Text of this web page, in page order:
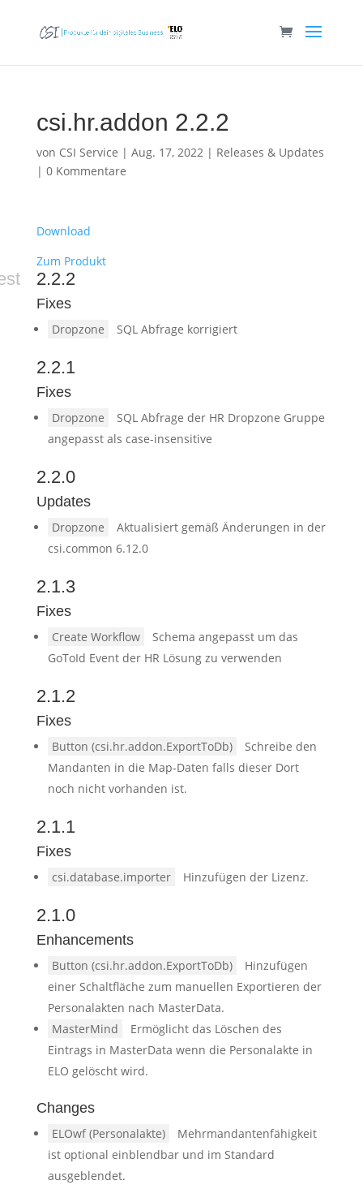
csi.hr.addon 2.2.2
von CSI Service | Aug. 17, 2022| Releases & Updates
| 0 Kommentare
Download
Zum Produkt
2.2.2
Fixes
Dropzone SQL Abfrage korrigiert
2.2.1
Fixes
Dropzone
SQL Abfrage der HR Dropzone Gruppe
angepasst als case-insensitive
2.2.0
Updates
Dropzone
Aktualisiert gemäß Änderungen in der
csi.common 6.12.0
2.1.3
Fixes
Create Workflow
Schema angepasst um das
GoToId Event der HR Lösung zu verwenden
2.1.2
Fixes
Button (csi.hr.addon.ExportToDb)
Schreibe den
Mandanten in die Map-Daten falls dieser Dort
noch nicht vorhanden ist.
2.1.1
Fixes
csi.database.importer Hinzufügen der Lizenz.
2.1.0
Enhancements
Button (csi.hr.addon.ExportToDb)
Hinzufügen
einer Schaltfläche zum manuellen Exportieren der
Personalakten nach MasterData.
MasterMind
Ermöglicht das Löschen des
Eintrags in MasterData wenn die Personalakte in
ELO gelöscht wird.
Changes
ELOwf (Personalakte)
Mehrmandantenfähigkeit
ist optional einblendbar und im Standard
ausgeblendet.